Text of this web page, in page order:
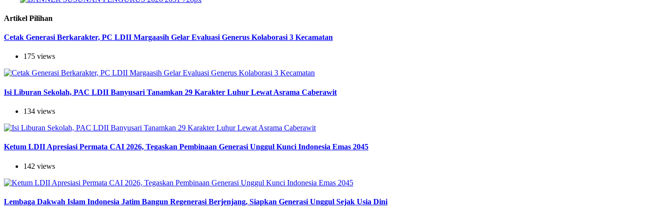
Artikel Pilihan
Cetak Generasi Berkarakter, PC LDII Margaasih Gelar Evaluasi Generus Kolaborasi 3 Kecamatan
175 views
Isi Liburan Sekolah, PAC LDII Banyusari Tanamkan 29 Karakter Luhur Lewat Asrama Caberawit
134 views
Ketum LDII Apresiasi Permata CAI 2026, Tegaskan Pembinaan Generasi Unggul Kunci Indonesia Emas 2045
142 views
Lembaga Dakwah Islam Indonesia Jatim Bangun Regenerasi Berjenjang, Siapkan Generasi Unggul Sejak Usia Dini